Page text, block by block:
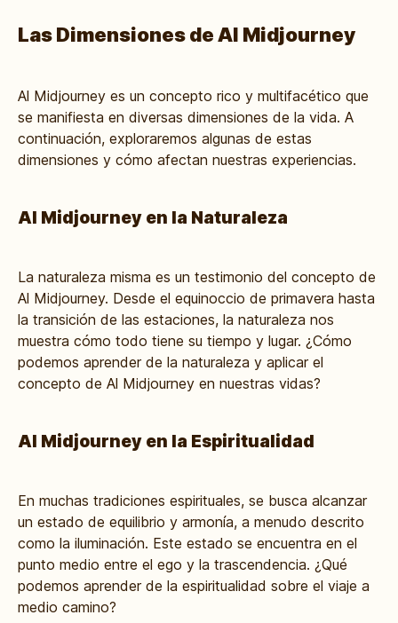
Las Dimensiones de Al Midjourney
Al Midjourney es un concepto rico y multifacético que
se manifiesta en diversas dimensiones de la vida. A
continuación, exploraremos algunas de estas
dimensiones y cómo afectan nuestras experiencias.
Al Midjourney en la Naturaleza
La naturaleza misma es un testimonio del concepto de
Al Midjourney. Desde el equinoccio de primavera hasta
la transición de las estaciones, la naturaleza nos
muestra cómo todo tiene su tiempo y lugar. ¿Cómo
podemos aprender de la naturaleza y aplicar el
concepto de Al Midjourney en nuestras vidas?
Al Midjourney en la Espiritualidad
En muchas tradiciones espirituales, se busca alcanzar
un estado de equilibrio y armonía, a menudo descrito
como la iluminación. Este estado se encuentra en el
punto medio entre el ego y la trascendencia. ¿Qué
podemos aprender de la espiritualidad sobre el viaje a
medio camino?